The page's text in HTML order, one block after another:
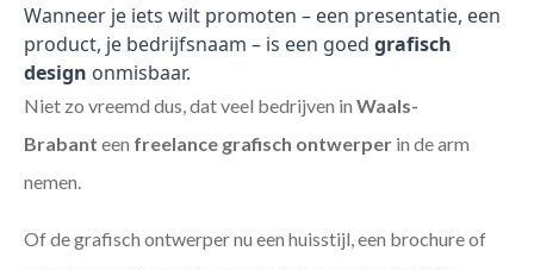
Wanneer je iets wilt promoten – een presentatie, een
product, je bedrijfsnaam – is een goed grafisch
design onmisbaar.
Niet zo vreemd dus, dat veel bedrijven in Waals-
Brabant een freelance grafisch ontwerper in de arm
nemen.
Of de grafisch ontwerper nu een huisstijl, een brochure of